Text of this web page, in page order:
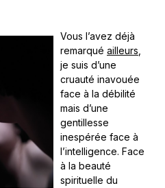
Vous l’avez déjà
remarqué ailleurs
je suis d’une
cruauté inavouée
face à la débilité
mais d’une
gentillesse
inespérée face à
l’intelligence. Face
à la beauté
spirituelle du